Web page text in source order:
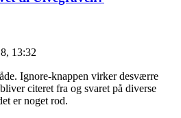
13:32
Ignore-knappen virker desværre
citeret fra og svaret på diverse
er noget rod.